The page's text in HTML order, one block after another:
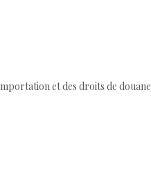
et des droits de douane